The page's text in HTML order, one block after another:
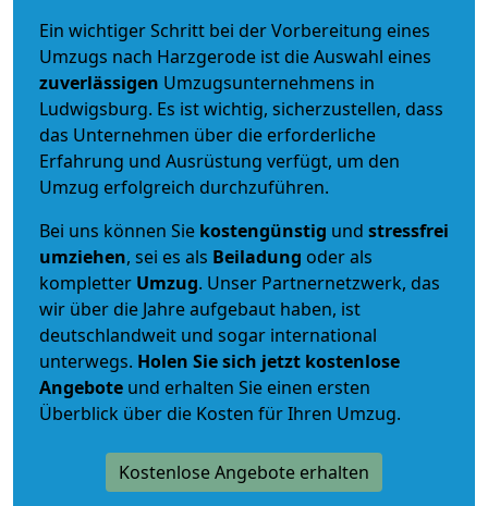
Ein wichtiger Schritt bei der Vorbereitung eines
Umzugs nach Harzgerode ist die Auswahl eines
zuverlässigen Umzugsunternehmens in
Ludwigsburg. Es ist wichtig, sicherzustellen, dass
das Unternehmen über die erforderliche
Erfahrung und Ausrüstung verfügt, um den
Umzug erfolgreich durchzuführen.
Bei uns können Sie kostengünstig und stressfrei
umziehen, sei es als Beiladung oder als
kompletter Umzug. Unser Partnernetzwerk, das
wir über die Jahre aufgebaut haben, ist
deutschlandweit und sogar international
unterwegs. Holen Sie sich jetzt kostenlose
Angebote und erhalten Sie einen ersten
Überblick über die Kosten für Ihren Umzug.
Kostenlose Angebote erhalten